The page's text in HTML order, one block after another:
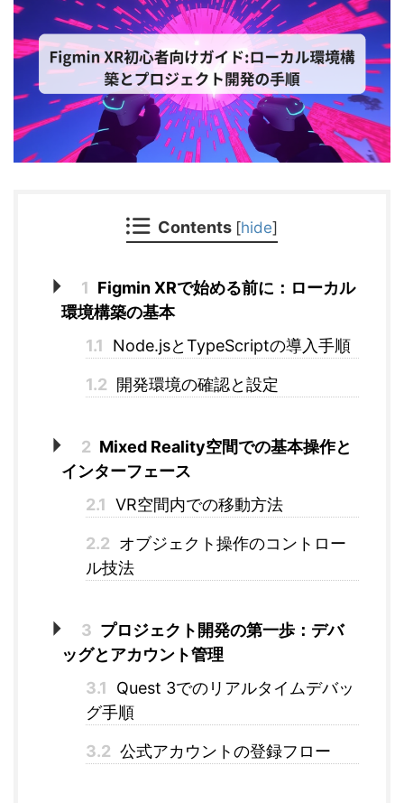
Contents [hide]
1 Figmin XRで始める前に：ローカル
環境構築の基本
1.1
Node.jsとTypeScriptの導入手順
1.2 開発環境の確認と設定
2 Mixed Reality空間での基本操作と
インターフェース
2.1 VR空間内での移動方法
2.2 オブジェクト操作のコントロー
ル技法
3 プロジェクト開発の第一歩：デバ
ッグとアカウント管理
3.1
Quest 3でのリアルタイムデバッ
グ手順
3.2 公式アカウントの登録フロー